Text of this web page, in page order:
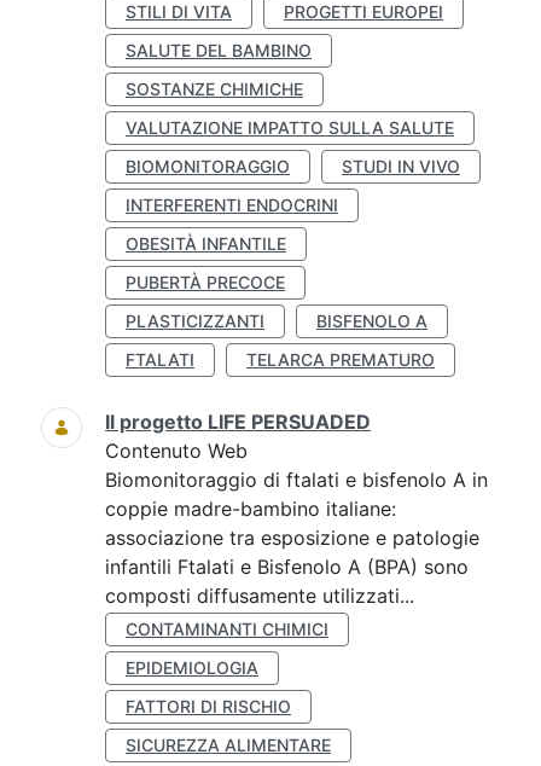
STILI DI VITA
PROGETTI EUROPEI
SALUTE DEL BAMBINO
SOSTANZE CHIMICHE
VALUTAZIONE IMPATTO SULLA SALUTE
BIOMONITORAGGIO
STUDI IN VIVO
INTERFERENTI ENDOCRINI
OBESITÀ INFANTILE
PUBERTÀ PRECOCE
PLASTICIZZANTI
BISFENOLO A
FTALATI
TELARCA PREMATURO
Il progetto LIFE PERSUADED
Contenuto Web
Biomonitoraggio di ftalati e bisfenolo A in
coppie madre-bambino italiane:
associazione tra esposizione e patologie
infantili Ftalati e Bisfenolo A (BPA) sono
composti diffusamente utilizzati...
CONTAMINANTI CHIMICI
EPIDEMIOLOGIA
FATTORI DI RISCHIO
SICUREZZA ALIMENTARE